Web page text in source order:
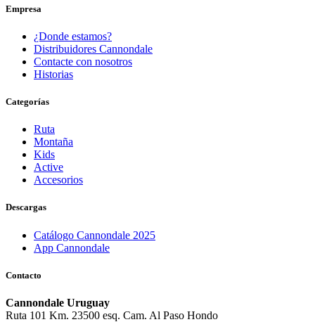
Empresa
¿Donde estamos?
Distribuidores Cannondale
Contacte con nosotros
Historias
Categorías
Ruta
Montaña
Kids
Active
Accesorios
Descargas
Catálogo Cannondale 2025
App Cannondale
Contacto
Cannondale Uruguay
Ruta 101 Km. 23500 esq. Cam. Al Paso Hondo